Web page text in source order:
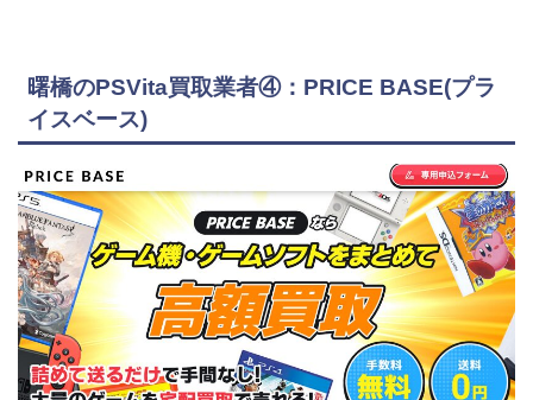
曙橋のPSVita買取業者④：PRICE BASE(プラ
イスベース)